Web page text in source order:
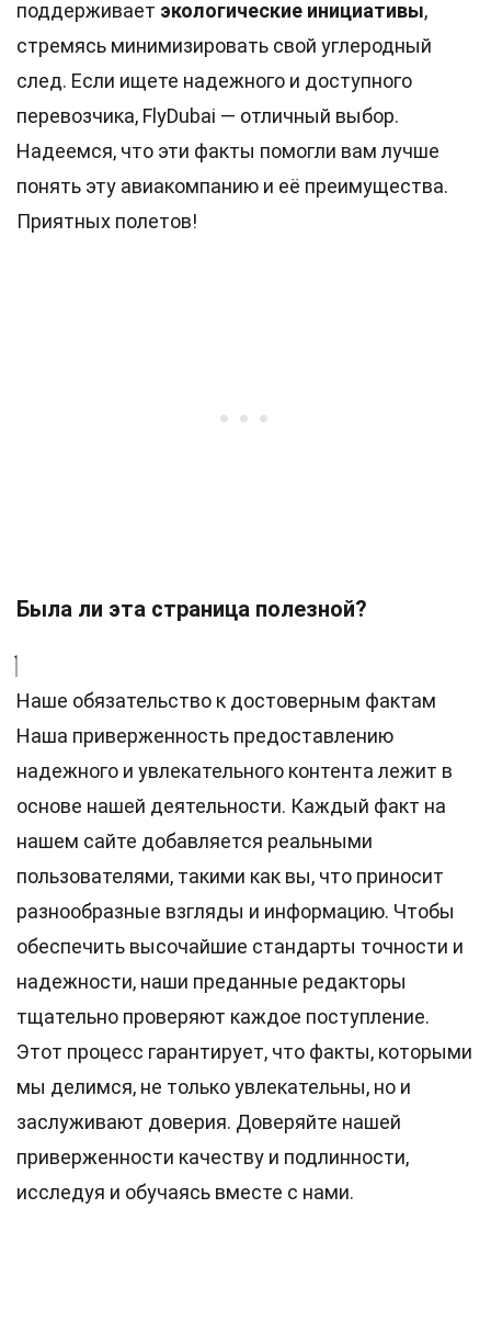
поддерживает экологические инициативы,
стремясь минимизировать свой углеродный
след. Если ищете надежного и доступного
перевозчика, FlyDubai — отличный выбор.
Надеемся, что эти факты помогли вам лучше
понять эту авиакомпанию и её преимущества.
Приятных полетов!
Была ли эта страница полезной?
Наше обязательство к достоверным фактам
Наша приверженность предоставлению
надежного и увлекательного контента лежит в
основе нашей деятельности. Каждый факт на
нашем сайте добавляется реальными
пользователями, такими как вы, что приносит
разнообразные взгляды и информацию. Чтобы
обеспечить высочайшие стандарты точности и
надежности, наши преданные редакторы
тщательно проверяют каждое поступление.
Этот процесс гарантирует, что факты, которыми
мы делимся, не только увлекательны, но и
заслуживают доверия. Доверяйте нашей
приверженности качеству и подлинности,
исследуя и обучаясь вместе с нами.